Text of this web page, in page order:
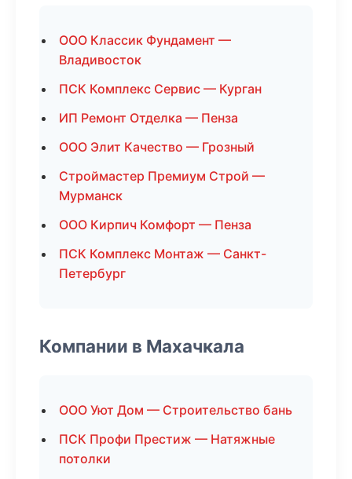
ООО Классик Фундамент —
Владивосток
ПСК Комплекс Сервис — Курган
ИП Ремонт Отделка — Пенза
ООО Элит Качество — Грозный
Строймастер Премиум Строй —
Мурманск
ООО Кирпич Комфорт — Пенза
ПСК Комплекс Монтаж — Санкт-
Петербург
Компании в Махачкала
ООО Уют Дом — Строительство бань
ПСК Профи Престиж — Натяжные
потолки